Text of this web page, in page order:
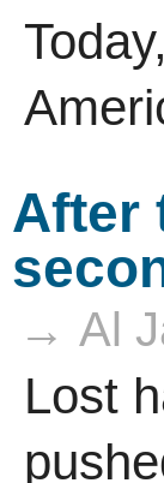
After
→ Al
Lost